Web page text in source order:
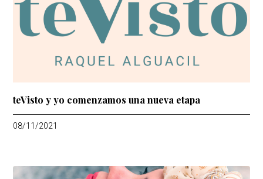
teVisto y yo comenzamos una nueva etapa
08/11/2021